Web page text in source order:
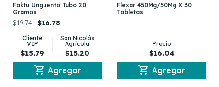
Faktu Unguento Tubo 20
Gramos
$19.74 $16.78
Cliente
VIP
$15.79
San Nicolás
Agrícola
$15.20
shopping_cart Agregar
Flexar 450Mg/50Mg X 30
Tabletas
Precio
$16.04
shopping_cart Agregar